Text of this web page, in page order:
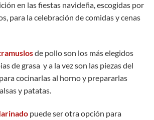
en las fiestas navideña, escogidas por
para la celebración de comidas y cenas
de pollo son los más elegidos
de grasa y a la vez son las piezas del
cocinarlas al horno y prepararlas
y patatas.
puede ser otra opción para